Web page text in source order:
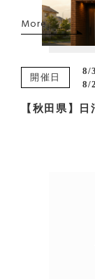
More
開催日
8/
8/
【秋田県】